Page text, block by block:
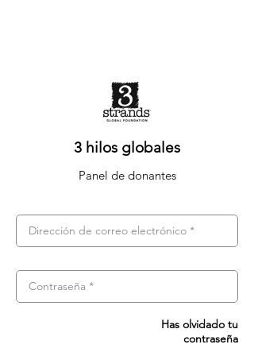
3 hilos globales
Panel de donantes
Has olvidado tu
contraseña